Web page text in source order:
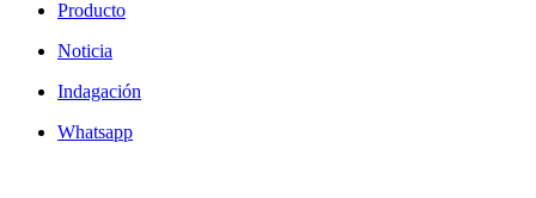
Producto
Noticia
Indagación
Whatsapp